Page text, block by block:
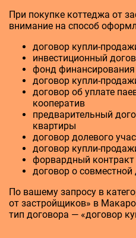
При покупке коттеджа от
внимание на способ
договор купли-
инвестиционный
фонд финансирования
договор купли-
договор об уплате
кооператив
предварительный
квартиры
договор долевого
договор купли-
форвардный контракт
договор о совместной
По вашему запросу в
от застройщиков» в
тип договора — «договор